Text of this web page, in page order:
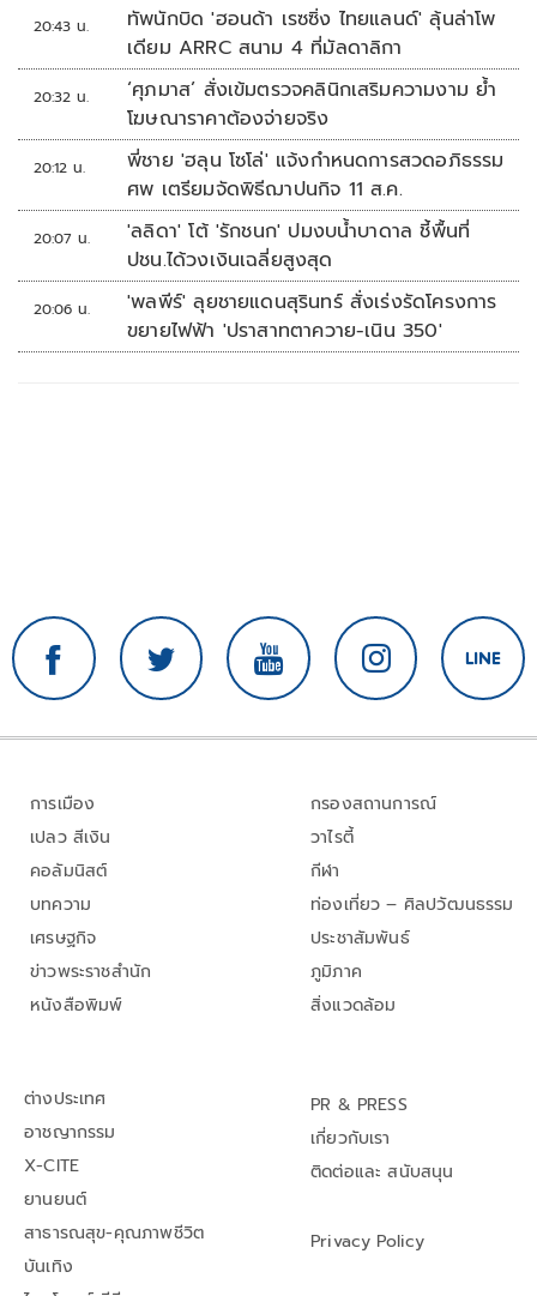
20:43 น.
ทัพนักบิด 'ฮอนด้า เรซซิ่ง ไทยแลนด์' ลุ้นล่าโพ
เดียม ARRC สนาม 4 ที่มัลดาลิกา
20:32 น.
‘ศุภมาส’ สั่งเข้มตรวจคลินิกเสริมความงาม ย้ำ
โฆษณาราคาต้องจ่ายจริง
20:12 น.
พี่ชาย 'ฮลุน โซโล่' แจ้งกำหนดการสวดอภิธรรม
ศพ เตรียมจัดพิธีฌาปนกิจ 11 ส.ค.
20:07 น.
'ลลิดา' โต้ 'รักชนก' ปมงบน้ำบาดาล ชี้พื้นที่
ปชน.ได้วงเงินเฉลี่ยสูงสุด
20:06 น.
'พลพีร์' ลุยชายแดนสุรินทร์ สั่งเร่งรัดโครงการ
ขยายไฟฟ้า 'ปราสาทตาควาย-เนิน 350'
การเมือง
เปลว สีเงิน
คอลัมนิสต์
บทความ
เศรษฐกิจ
ข่าวพระราชสำนัก
หนังสือพิมพ์
กรองสถานการณ์
วาไรตี้
กีฬา
ท่องเที่ยว – ศิลปวัฒนธรรม
ประชาสัมพันธ์
ภูมิภาค
สิ่งแวดล้อม
ต่างประเทศ
อาชญากรรม
X-CITE
ยานยนต์
สาธารณสุข-คุณภาพชีวิต
บันเทิง
PR & PRESS
เกี่ยวกับเรา
ติดต่อและ สนับสนุน
Privacy Policy